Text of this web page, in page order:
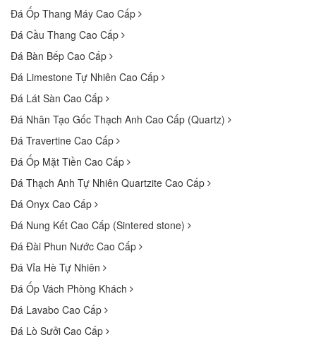
Đá Ốp Thang Máy Cao Cấp
Đá Cầu Thang Cao Cấp
Đá Bàn Bếp Cao Cấp
Đá Limestone Tự Nhiên Cao Cấp
Đá Lát Sàn Cao Cấp
Đá Nhân Tạo Gốc Thạch Anh Cao Cấp (Quartz)
Đá Travertine Cao Cấp
Đá Ốp Mặt Tiền Cao Cấp
Đá Thạch Anh Tự Nhiên Quartzite Cao Cấp
Đá Onyx Cao Cấp
Đá Nung Kết Cao Cấp (Sintered stone)
Đá Đài Phun Nước Cao Cấp
Đá Vỉa Hè Tự Nhiên
Đá Ốp Vách Phòng Khách
Đá Lavabo Cao Cấp
Đá Lò Sưởi Cao Cấp